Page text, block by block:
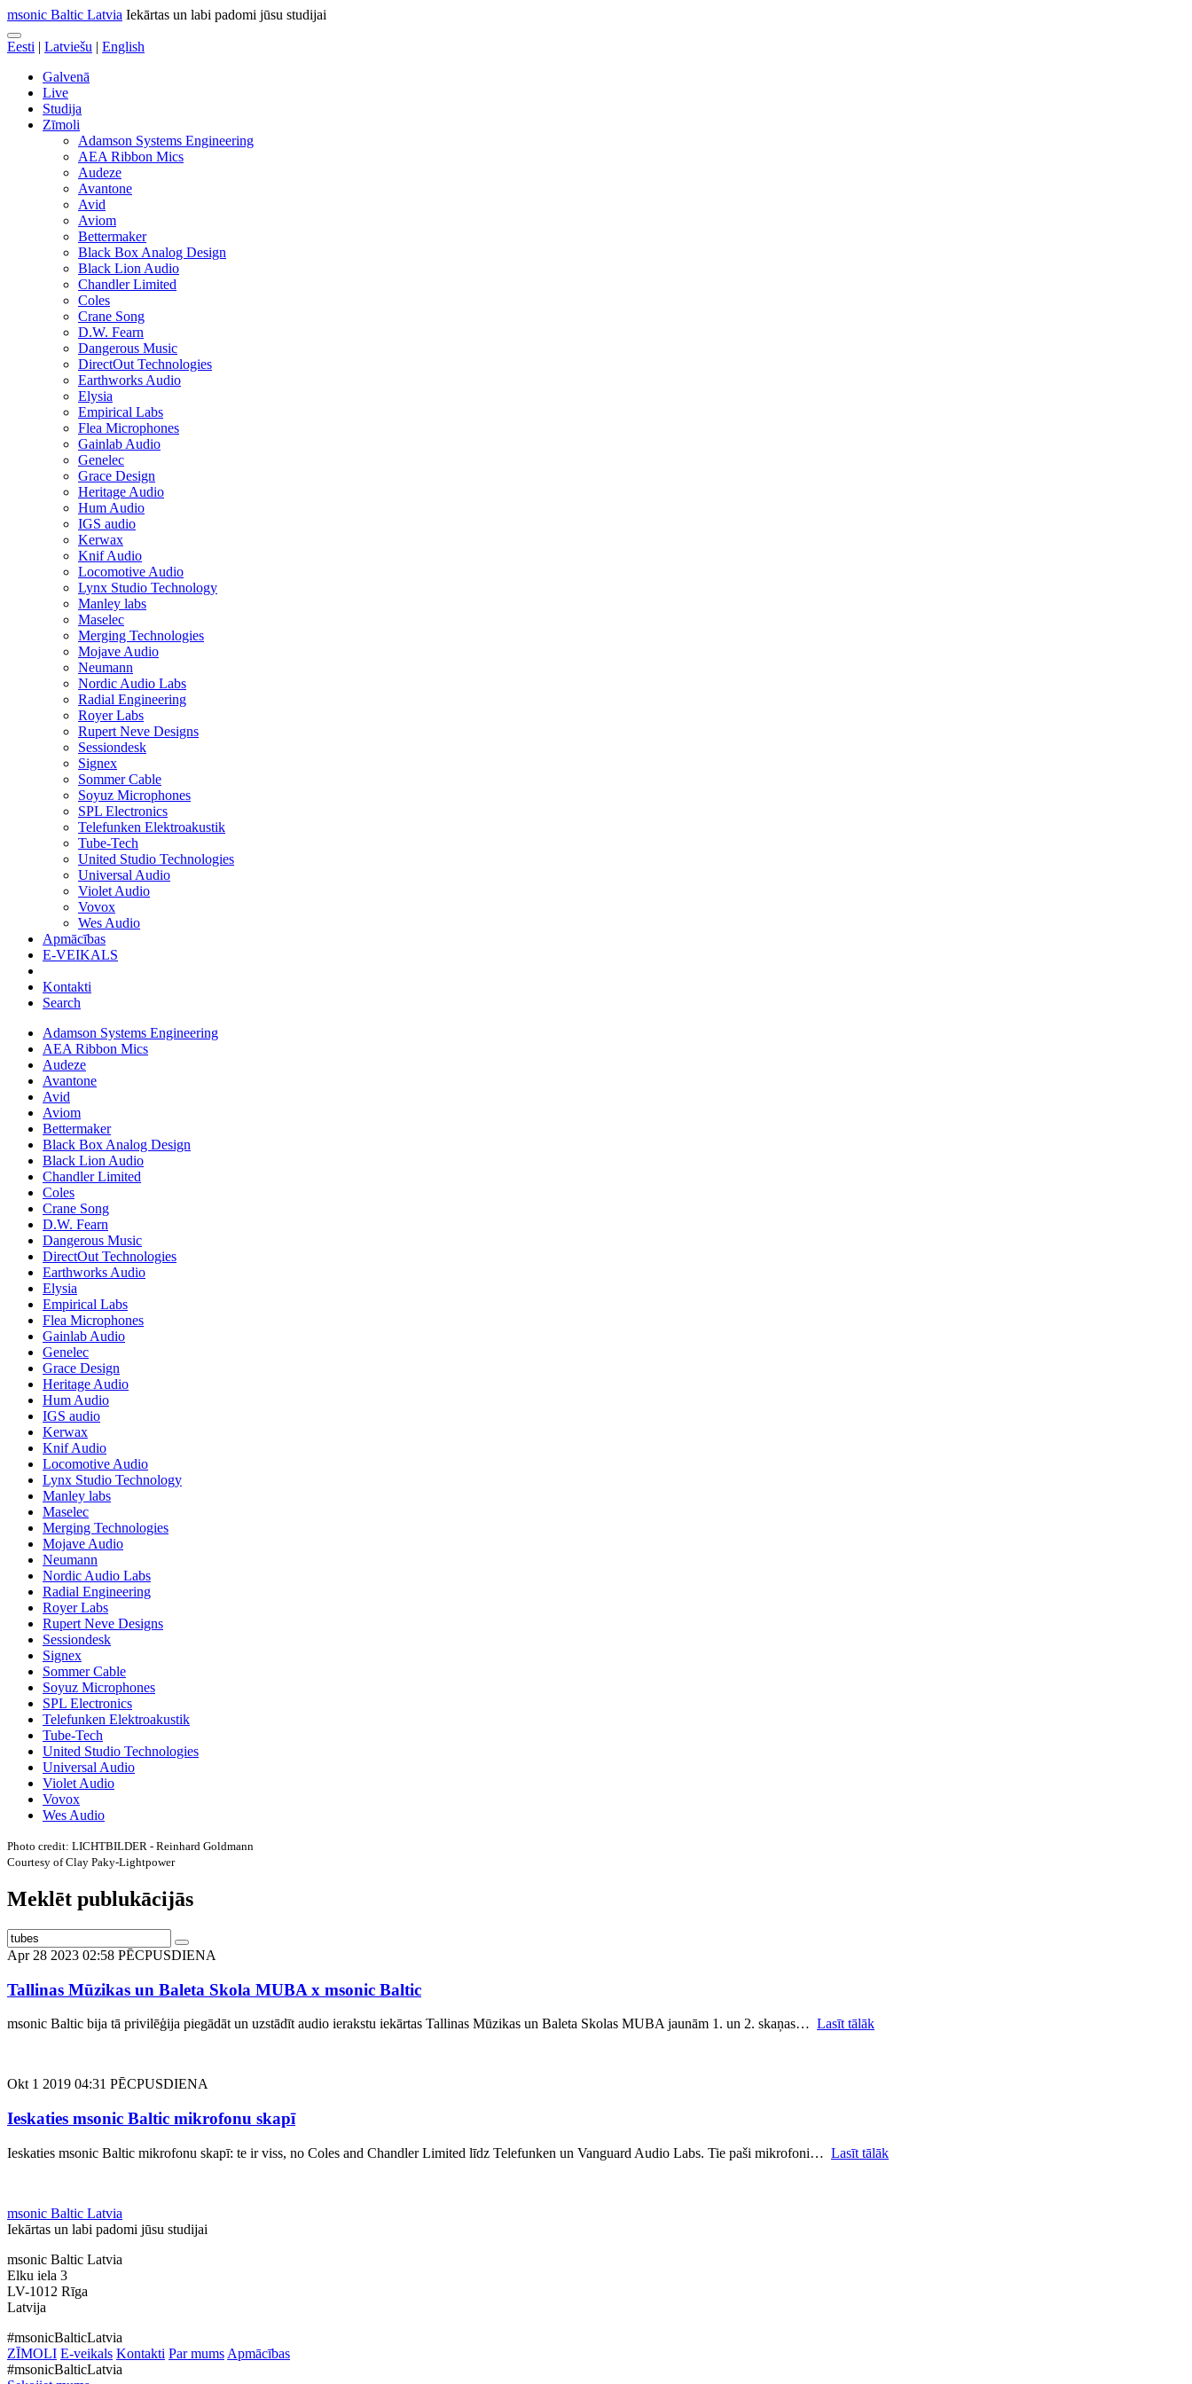
msonic Baltic Latvia Iekārtas un labi padomi jūsu studijai
Eesti | Latviešu | English
Galvenā
Live
Studija
Zīmoli
Adamson Systems Engineering
AEA Ribbon Mics
Audeze
Avantone
Avid
Aviom
Bettermaker
Black Box Analog Design
Black Lion Audio
Chandler Limited
Coles
Crane Song
D.W. Fearn
Dangerous Music
DirectOut Technologies
Earthworks Audio
Elysia
Empirical Labs
Flea Microphones
Gainlab Audio
Genelec
Grace Design
Heritage Audio
Hum Audio
IGS audio
Kerwax
Knif Audio
Locomotive Audio
Lynx Studio Technology
Manley labs
Maselec
Merging Technologies
Mojave Audio
Neumann
Nordic Audio Labs
Radial Engineering
Royer Labs
Rupert Neve Designs
Sessiondesk
Signex
Sommer Cable
Soyuz Microphones
SPL Electronics
Telefunken Elektroakustik
Tube-Tech
United Studio Technologies
Universal Audio
Violet Audio
Vovox
Wes Audio
Apmācības
E-VEIKALS
Kontakti
Search
Adamson Systems Engineering
AEA Ribbon Mics
Audeze
Avantone
Avid
Aviom
Bettermaker
Black Box Analog Design
Black Lion Audio
Chandler Limited
Coles
Crane Song
D.W. Fearn
Dangerous Music
DirectOut Technologies
Earthworks Audio
Elysia
Empirical Labs
Flea Microphones
Gainlab Audio
Genelec
Grace Design
Heritage Audio
Hum Audio
IGS audio
Kerwax
Knif Audio
Locomotive Audio
Lynx Studio Technology
Manley labs
Maselec
Merging Technologies
Mojave Audio
Neumann
Nordic Audio Labs
Radial Engineering
Royer Labs
Rupert Neve Designs
Sessiondesk
Signex
Sommer Cable
Soyuz Microphones
SPL Electronics
Telefunken Elektroakustik
Tube-Tech
United Studio Technologies
Universal Audio
Violet Audio
Vovox
Wes Audio
Photo credit: LICHTBILDER - Reinhard Goldmann
Courtesy of Clay Paky-Lightpower
Meklēt publukācijās
Apr 28 2023 02:58 PĒCPUSDIENA
Tallinas Mūzikas un Baleta Skola MUBA x msonic Baltic
msonic Baltic bija tā privilēģija piegādāt un uzstādīt audio ierakstu iekārtas Tallinas Mūzikas un Baleta Skolas MUBA jaunām 1. un 2. skaņas… Lasīt tālāk
Okt 1 2019 04:31 PĒCPUSDIENA
Ieskaties msonic Baltic mikrofonu skapī
Ieskaties msonic Baltic mikrofonu skapī: te ir viss, no Coles and Chandler Limited līdz Telefunken un Vanguard Audio Labs. Tie paši mikrofoni… Lasīt tālāk
msonic Baltic Latvia
Iekārtas un labi padomi jūsu studijai
msonic Baltic Latvia
Elku iela 3
LV-1012 Rīga
Latvija
#msonicBalticLatvia
ZĪMOLI E-veikals Kontakti Par mums Apmācības
#msonicBalticLatvia